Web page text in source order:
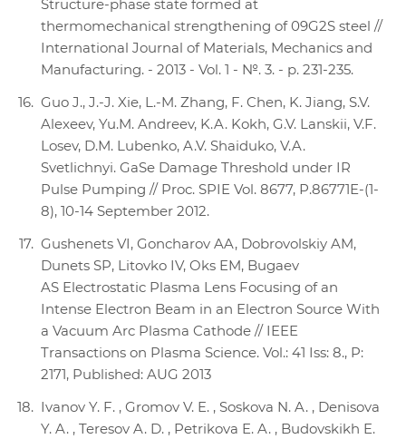
Structure-phase state formed at
thermomechanical strengthening of 09G2S steel //
International Journal of Materials, Mechanics and
Manufacturing. - 2013 - Vol. 1 - №. 3. - p. 231-235.
Guo J., J.-J. Xie, L.-M. Zhang, F. Chen, K. Jiang, S.V.
Alexeev, Yu.M. Andreev, K.A. Kokh, G.V. Lanskii, V.F.
Losev, D.М. Lubenko, A.V. Shaiduko, V.A.
Svetlichnyi. GaSe Damage Threshold under IR
Pulse Pumping // Proc. SPIE Vol. 8677, Р.86771Е-(1-
8), 10-14 September 2012.
Gushenets VI, Goncharov AA, Dobrovolskiy AM,
Dunets SP, Litovko IV, Oks EM, Bugaev
AS Electrostatic Plasma Lens Focusing of an
Intense Electron Beam in an Electron Source With
a Vacuum Arc Plasma Cathode // IEEE
Transactions on Plasma Science. Vol.: 41 Iss: 8., P:
2171, Published: AUG 2013
Ivanov Y. F. , Gromov V. E. , Soskova N. A. , Denisova
Y. A. , Teresov A. D. , Petrikova E. A. , Budovskikh E.